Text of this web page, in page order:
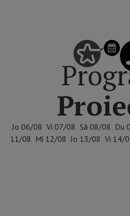
Jo 06/08 Vi 07/08 Sâ 08/08 Du
11/08 Mi 12/08 Jo 13/08 Vi 14/